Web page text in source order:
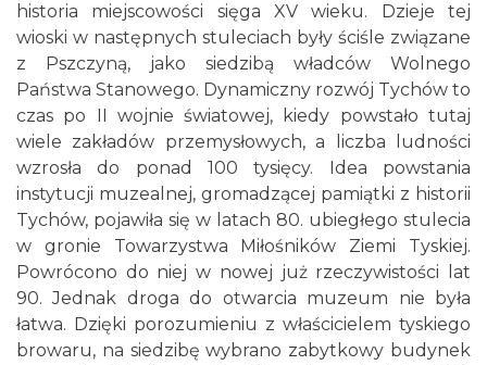
historia miejscowości sięga XV wieku. Dzieje tej
wioski w następnych stuleciach były ściśle związane
z Pszczyną, jako siedzibą władców Wolnego
Państwa Stanowego. Dynamiczny rozwój Tychów to
czas po II wojnie światowej, kiedy powstało tutaj
wiele zakładów przemysłowych, a liczba ludności
wzrosła do ponad 100 tysięcy. Idea powstania
instytucji muzealnej, gromadzącej pamiątki z historii
Tychów, pojawiła się w latach 80. ubiegłego stulecia
w gronie Towarzystwa Miłośników Ziemi Tyskiej.
Powrócono do niej w nowej już rzeczywistości lat
90. Jednak droga do otwarcia muzeum nie była
łatwa. Dzięki porozumieniu z właścicielem tyskiego
browaru, na siedzibę wybrano zabytkowy budynek